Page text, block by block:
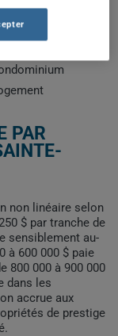
les primes
ClicAssure.
PAR
non linéaire selon
$ par tranche de
sensiblement au-
à 600 000 $ paie
800 000 à 900 000
dans les
accrue aux
de prestige